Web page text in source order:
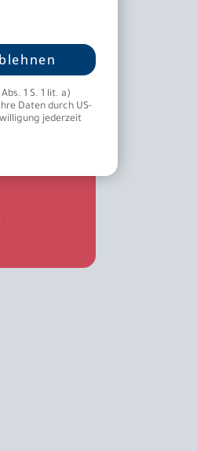
1 S. 1 lit. a)
Daten durch US-
jederzeit